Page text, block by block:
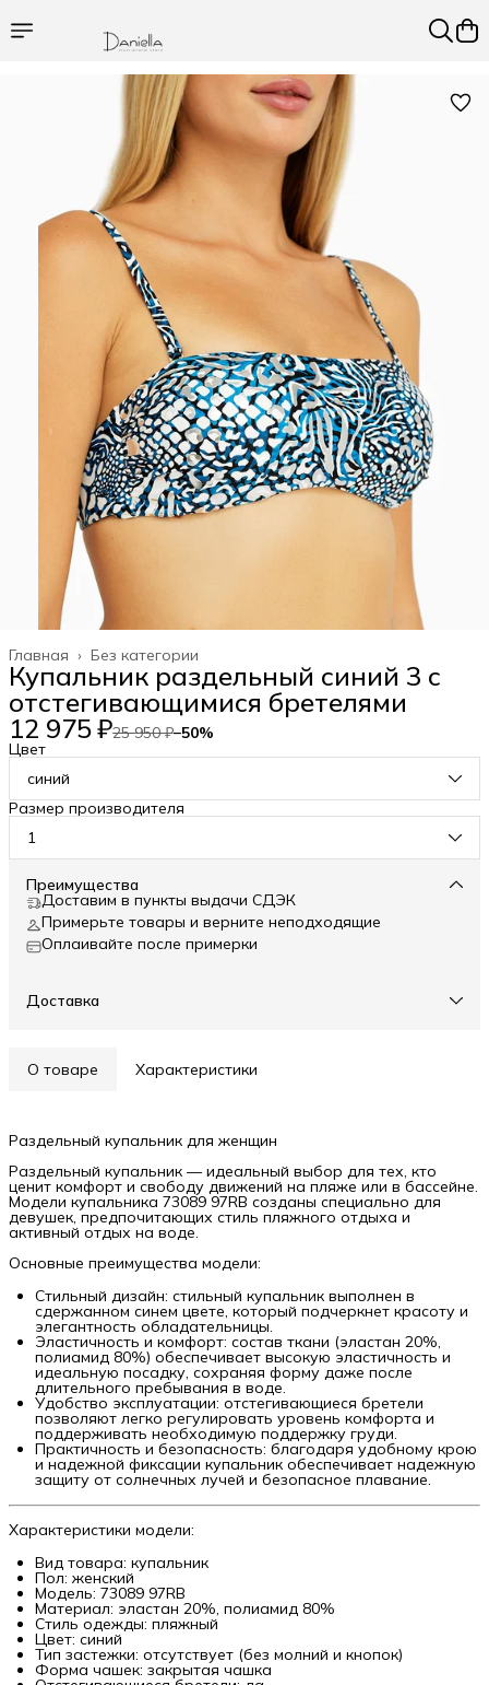
Без категории
Главная ›
Купальник раздельный синий 3 с
отстегивающимися бретелями
12 975 ₽25 950 ₽−50%
Цвет
синий
Размер производителя
1
Преимущества
Доставим в пункты выдачи СДЭК
Примерьте товары и верните неподходящие
Оплаивайте после примерки
Доставка
О товаре Характеристики
Раздельный купальник для женщин
Раздельный купальник — идеальный выбор для тех, кто
ценит комфорт и свободу движений на пляже или в бассейне.
Модели купальника 73089 97RB созданы специально для
девушек, предпочитающих стиль пляжного отдыха и
активный отдых на воде.
Основные преимущества модели:
Стильный дизайн: стильный купальник выполнен в
сдержанном синем цвете, который подчеркнет красоту и
элегантность обладательницы.
Эластичность и комфорт: состав ткани (эластан 20%,
полиамид 80%) обеспечивает высокую эластичность и
идеальную посадку, сохраняя форму даже после
длительного пребывания в воде.
Удобство эксплуатации: отстегивающиеся бретели
позволяют легко регулировать уровень комфорта и
поддерживать необходимую поддержку груди.
Практичность и безопасность: благодаря удобному крою
и надежной фиксации купальник обеспечивает надежную
защиту от солнечных лучей и безопасное плавание.
Характеристики модели:
Вид товара: купальник
Пол: женский
Модель: 73089 97RB
Материал: эластан 20%, полиамид 80%
Стиль одежды: пляжный
Цвет: синий
Тип застежки: отсутствует (без молний и кнопок)
Форма чашек: закрытая чашка